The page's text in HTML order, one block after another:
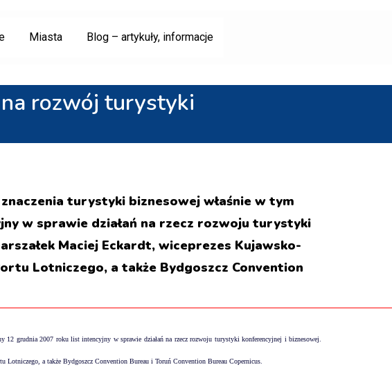
Miasta Blog – artykuły, informacje
rozwój turystyki
turystyki biznesowej właśnie w tym
w sprawie działań na rzecz rozwoju turystyki
Maciej Eckardt, wiceprezes Kujawsko-
Lotniczego, a także Bydgoszcz Convention
12 grudnia 2007 roku list intencyjny w sprawie działań na rzecz rozwoju turystyki konferencyjnej i biznesowej.
a także Bydgoszcz Convention Bureau i Toruń Convention Bureau Copernicus.